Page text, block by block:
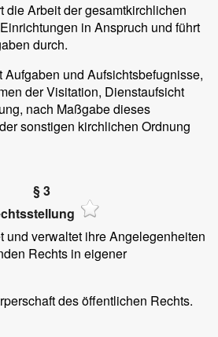
die Arbeit der gesamtkirchlichen
in Anspruch und führt
durch.
Aufgaben und Aufsichtsbefugnisse,
der Visitation, Dienstaufsicht
nach Maßgabe dieses
sonstigen kirchlichen Ordnung
§ 3
und verwaltet ihre Angelegenheiten
Rechts in eigener
des öffentlichen Rechts.